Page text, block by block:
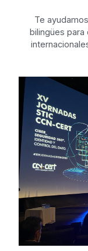
Te
bilingües